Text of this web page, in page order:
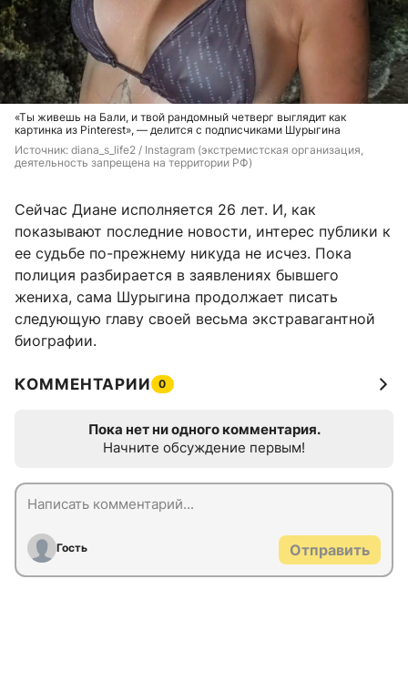
«Ты живешь на Бали, и твой рандомный четверг выглядит как
картинка из Pinterest», — делится с подписчиками Шурыгина
Источник: diana_s_life2 / Instagram (экстремистская организация,
деятельность запрещена на территории РФ)
Сейчас Диане исполняется 26 лет. И, как
показывают последние новости, интерес публики к
ее судьбе по-прежнему никуда не исчез. Пока
полиция разбирается в заявлениях бывшего
жениха, сама Шурыгина продолжает писать
следующую главу своей весьма экстравагантной
биографии.
КОММЕНТАРИИ 0
Пока нет ни одного комментария.
Начните обсуждение первым!
Гость Отправить